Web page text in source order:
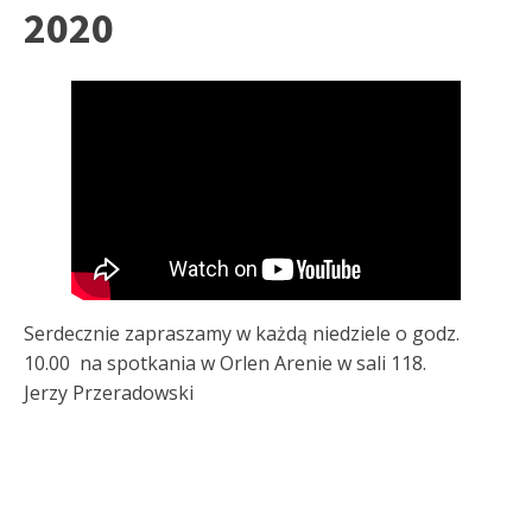
2020
Serdecznie zapraszamy w każdą niedziele o godz.
10.00 na spotkania w Orlen Arenie w sali 118.
Jerzy Przeradowski